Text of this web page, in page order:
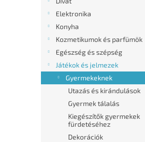
Elektronika
Konyha
Kozmetikumok és parfümök
Egészség és szépség
Játékok és jelmezek
Gyermekeknek
Utazás és kirándulások
Gyermek tálalás
Kiegészítők gyermekek
fürdetéséhez
Dekorációk